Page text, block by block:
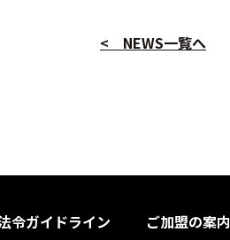
< NEWS一覧へ
令ガイドライン ご加盟の案内